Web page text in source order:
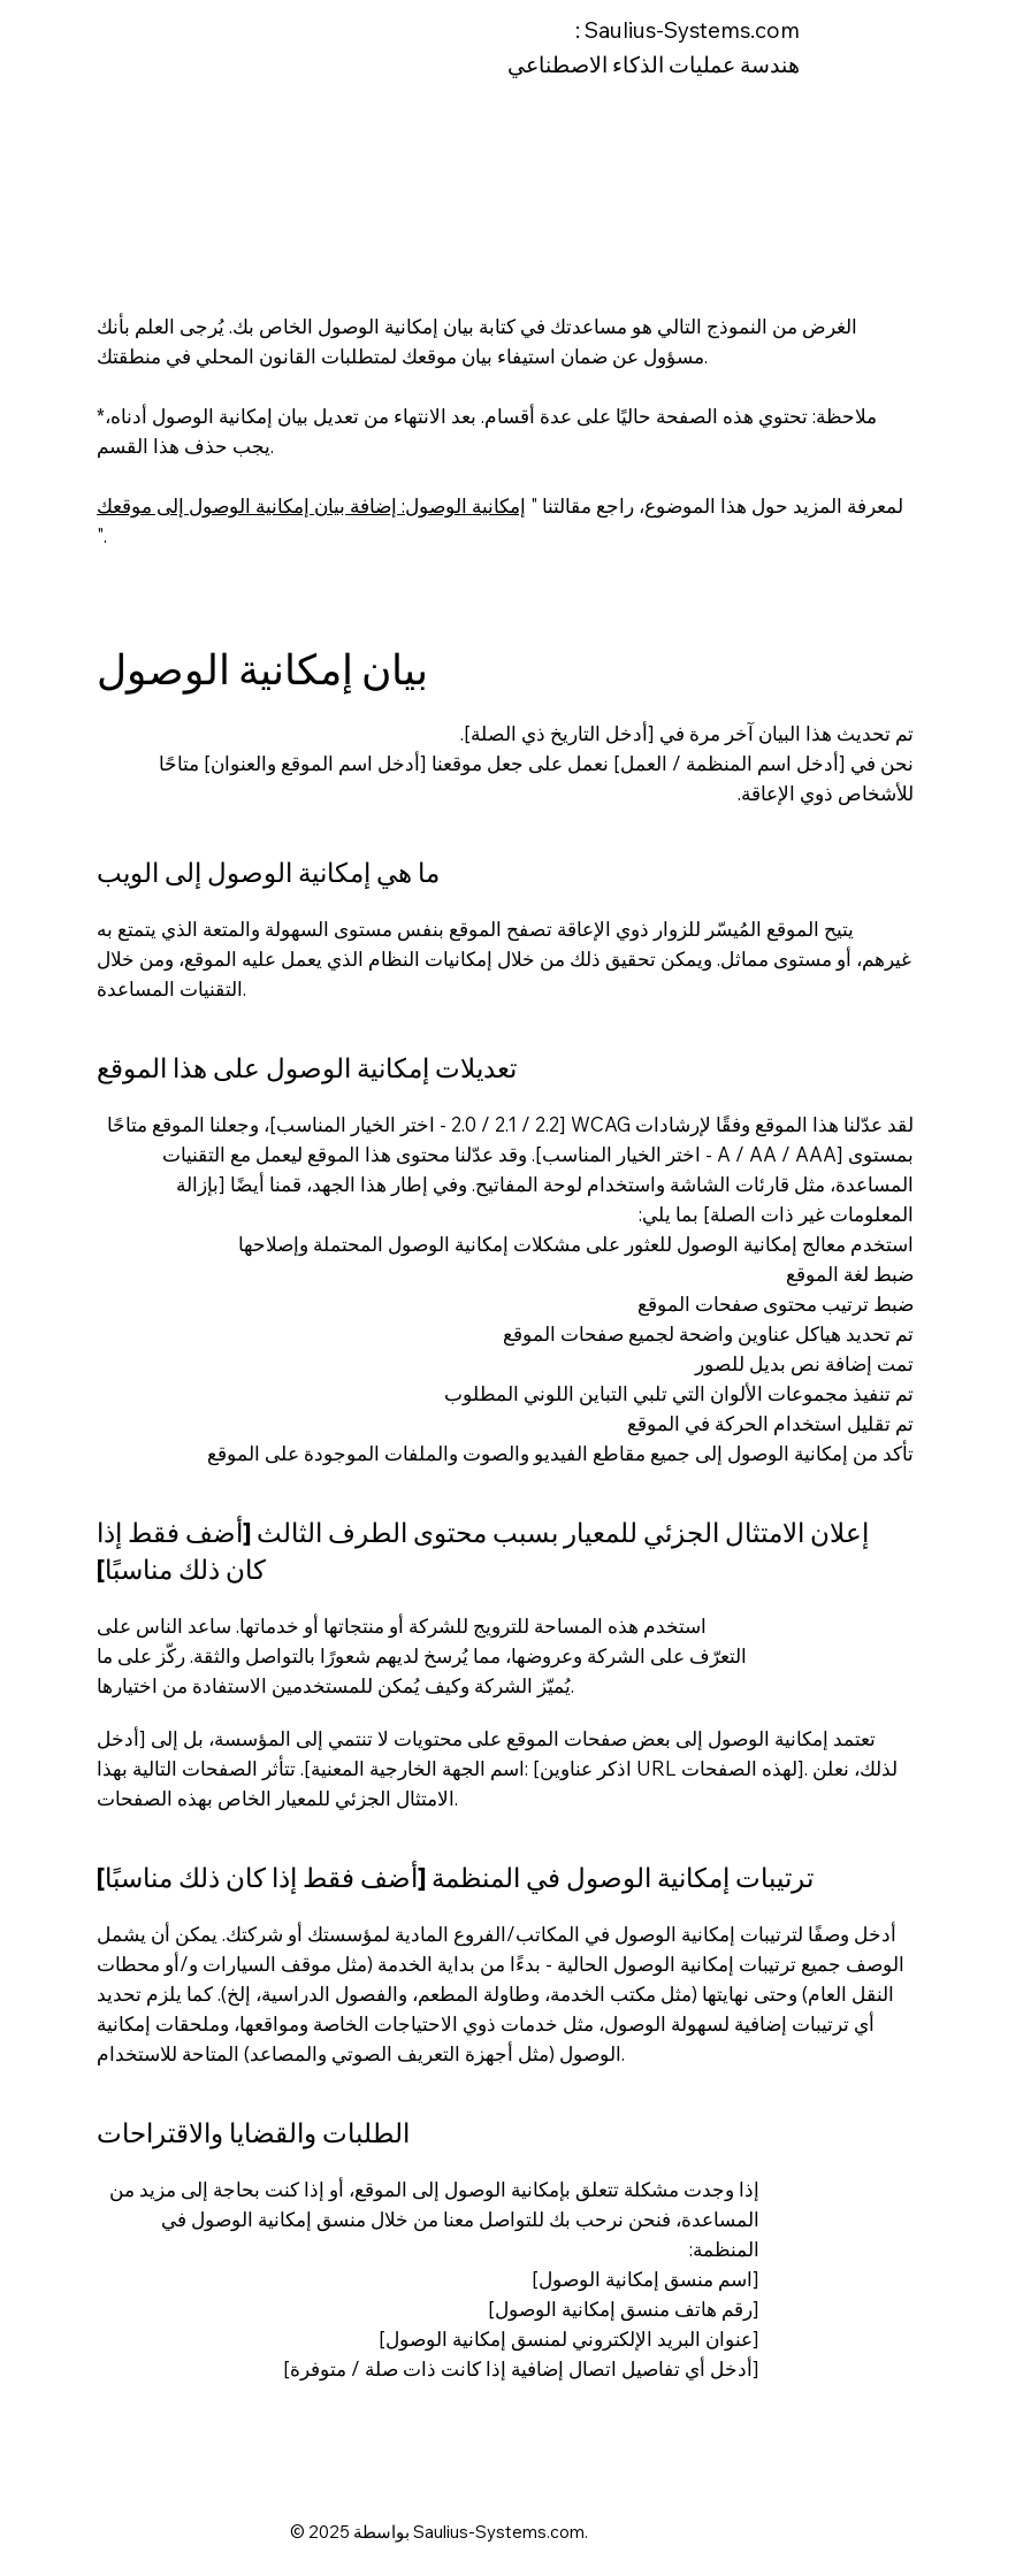
Saulius-Systems.com :
هندسة عمليات الذكاء الاصطناعي
الغرض من النموذج التالي هو مساعدتك في كتابة بيان إمكانية الوصول الخاص بك. يُرجى العلم بأنك
مسؤول عن ضمان استيفاء بيان موقعك لمتطلبات القانون المحلي في منطقتك.
*ملاحظة: تحتوي هذه الصفحة حاليًا على عدة أقسام. بعد الانتهاء من تعديل بيان إمكانية الوصول أدناه،
يجب حذف هذا القسم.
لمعرفة المزيد حول هذا الموضوع، راجع مقالتنا " إمكانية الوصول: إضافة بيان إمكانية الوصول إلى موقعك
".
بيان إمكانية الوصول
تم تحديث هذا البيان آخر مرة في [أدخل التاريخ ذي الصلة].
نحن في [أدخل اسم المنظمة / العمل] نعمل على جعل موقعنا [أدخل اسم الموقع والعنوان] متاحًا
للأشخاص ذوي الإعاقة.
ما هي إمكانية الوصول إلى الويب
يتيح الموقع المُيسّر للزوار ذوي الإعاقة تصفح الموقع بنفس مستوى السهولة والمتعة الذي يتمتع به
غيرهم، أو مستوى مماثل. ويمكن تحقيق ذلك من خلال إمكانيات النظام الذي يعمل عليه الموقع، ومن خلال
التقنيات المساعدة.
تعديلات إمكانية الوصول على هذا الموقع
لقد عدّلنا هذا الموقع وفقًا لإرشادات WCAG [2.0 / 2.1 / 2.2 - اختر الخيار المناسب]، وجعلنا الموقع متاحًا
بمستوى [A / AA / AAA - اختر الخيار المناسب]. وقد عدّلنا محتوى هذا الموقع ليعمل مع التقنيات
المساعدة، مثل قارئات الشاشة واستخدام لوحة المفاتيح. وفي إطار هذا الجهد، قمنا أيضًا [بإزالة
المعلومات غير ذات الصلة] بما يلي:
استخدم معالج إمكانية الوصول للعثور على مشكلات إمكانية الوصول المحتملة وإصلاحها
ضبط لغة الموقع
ضبط ترتيب محتوى صفحات الموقع
تم تحديد هياكل عناوين واضحة لجميع صفحات الموقع
تمت إضافة نص بديل للصور
تم تنفيذ مجموعات الألوان التي تلبي التباين اللوني المطلوب
تم تقليل استخدام الحركة في الموقع
تأكد من إمكانية الوصول إلى جميع مقاطع الفيديو والصوت والملفات الموجودة على الموقع
إعلان الامتثال الجزئي للمعيار بسبب محتوى الطرف الثالث [أضف فقط إذا
كان ذلك مناسبًا]
استخدم هذه المساحة للترويج للشركة أو منتجاتها أو خدماتها. ساعد الناس على
التعرّف على الشركة وعروضها، مما يُرسخ لديهم شعورًا بالتواصل والثقة. ركّز على ما
يُميّز الشركة وكيف يُمكن للمستخدمين الاستفادة من اختيارها.
تعتمد إمكانية الوصول إلى بعض صفحات الموقع على محتويات لا تنتمي إلى المؤسسة، بل إلى [أدخل
اسم الجهة الخارجية المعنية]. تتأثر الصفحات التالية بهذا: [اذكر عناوين URL لهذه الصفحات]. لذلك، نعلن
الامتثال الجزئي للمعيار الخاص بهذه الصفحات.
ترتيبات إمكانية الوصول في المنظمة [أضف فقط إذا كان ذلك مناسبًا]
أدخل وصفًا لترتيبات إمكانية الوصول في المكاتب/الفروع المادية لمؤسستك أو شركتك. يمكن أن يشمل
الوصف جميع ترتيبات إمكانية الوصول الحالية - بدءًا من بداية الخدمة (مثل موقف السيارات و/أو محطات
النقل العام) وحتى نهايتها (مثل مكتب الخدمة، وطاولة المطعم، والفصول الدراسية، إلخ). كما يلزم تحديد
أي ترتيبات إضافية لسهولة الوصول، مثل خدمات ذوي الاحتياجات الخاصة ومواقعها، وملحقات إمكانية
الوصول (مثل أجهزة التعريف الصوتي والمصاعد) المتاحة للاستخدام.
الطلبات والقضايا والاقتراحات
إذا وجدت مشكلة تتعلق بإمكانية الوصول إلى الموقع، أو إذا كنت بحاجة إلى مزيد من
المساعدة، فنحن نرحب بك للتواصل معنا من خلال منسق إمكانية الوصول في
المنظمة:
[اسم منسق إمكانية الوصول]
[رقم هاتف منسق إمكانية الوصول]
[عنوان البريد الإلكتروني لمنسق إمكانية الوصول]
[أدخل أي تفاصيل اتصال إضافية إذا كانت ذات صلة / متوفرة]
© 2025 بواسطة Saulius-Systems.com.